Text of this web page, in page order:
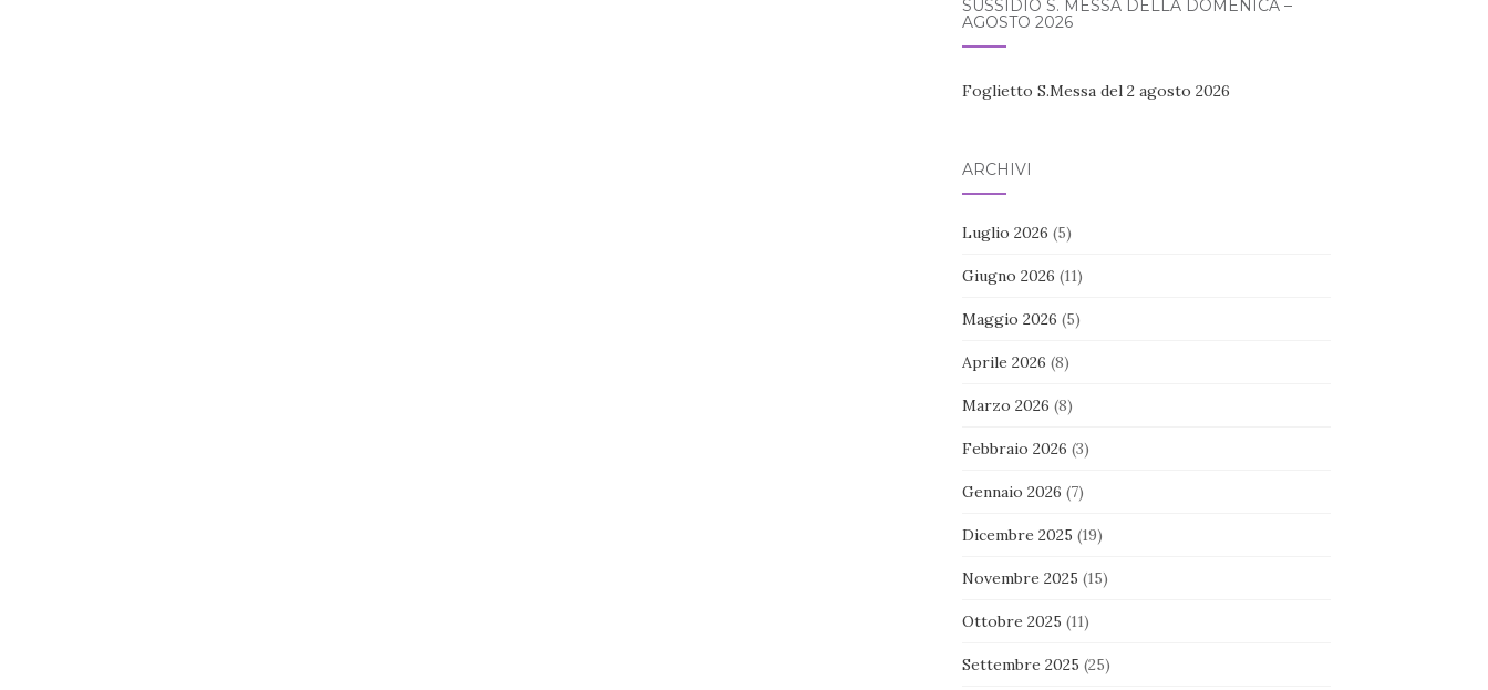
SUSSIDIO S. MESSA DELLA DOMENICA –
AGOSTO 2026
Foglietto S.Messa del 2 agosto 2026
ARCHIVI
Luglio 2026 (5)
Giugno 2026 (11)
Maggio 2026 (5)
Aprile 2026 (8)
Marzo 2026 (8)
Febbraio 2026 (3)
Gennaio 2026 (7)
Dicembre 2025 (19)
Novembre 2025 (15)
Ottobre 2025 (11)
Settembre 2025 (25)